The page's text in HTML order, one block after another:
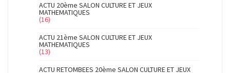
ACTU 20ème SALON CULTURE ET JEUX
MATHEMATIQUES
(16)
ACTU 21ème SALON CULTURE ET JEUX
MATHEMATIQUES
(13)
ACTU RETOMBEES 20ème SALON CULTURE ET JEUX